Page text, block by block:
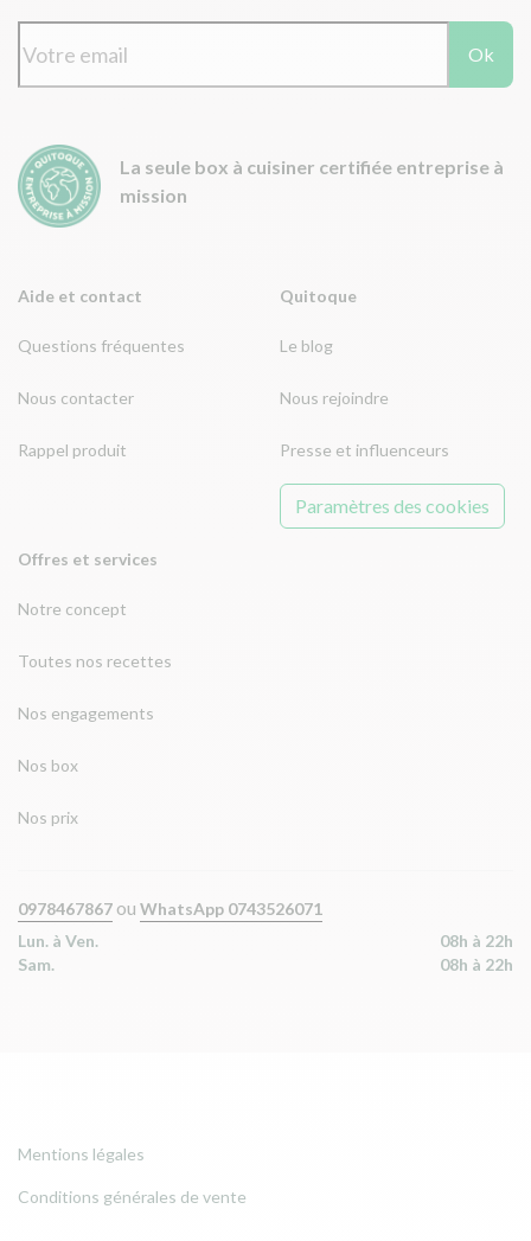
Aide et contact
Questions fréquentes
Nous contacter
Rappel produit
Offres et services
Notre concept
Toutes nos recettes
Nos engagements
Nos box
Nos prix
Quitoque
Le blog
Nous rejoindre
Presse et influenceurs
Paramètres des cookies
Ok
La seule box à cuisiner certifiée entreprise à
mission
0978467867 ou WhatsApp 0743526071
Lun. à Ven.
08h à 22h
Sam.
08h à 22h
Mentions légales
Conditions générales de vente